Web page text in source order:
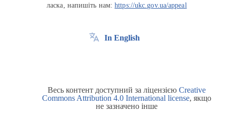
ласка, напишіть нам:https://ukc.gov.ua/appeal
In English
Весь контент доступний за ліцензією Creative
Commons Attribution 4.0 International license, якщо
не зазначено інше